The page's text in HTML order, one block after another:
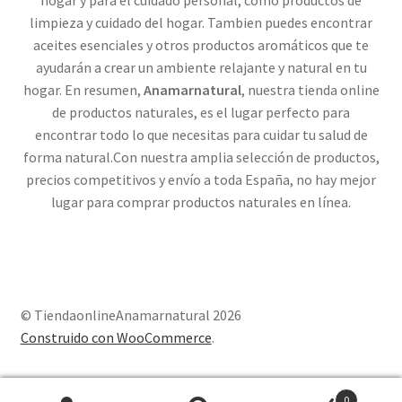
limpieza y cuidado del hogar. Tambien puedes encontrar
aceites esenciales y otros productos aromáticos que te
ayudarán a crear un ambiente relajante y natural en tu
hogar. En resumen, Anamarnatural, nuestra tienda online
de productos naturales, es el lugar perfecto para
encontrar todo lo que necesitas para cuidar tu salud de
forma natural.Con nuestra amplia selección de productos,
precios competitivos y envío a toda España, no hay mejor
lugar para comprar productos naturales en línea.
© TiendaonlineAnamarnatural 2026
Construido con WooCommerce.